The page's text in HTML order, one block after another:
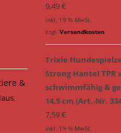
&
,
9,49€
inkl. 19 % MwSt.
zzgl. Versandkosten
Trixie
Strong Hantel TPR
schwimmfähig &
14,5 cm (Art.-Nr.
7,59€
inkl. 19 % MwSt.